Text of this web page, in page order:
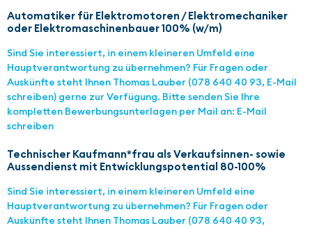
Automatiker für Elektromotoren / Elektromechaniker
oder Elektromaschinenbauer 100% (w/m)
Sind Sie interessiert, in einem kleineren Umfeld eine
Hauptverantwortung zu übernehmen? Für Fragen oder
Auskünfte steht Ihnen Thomas Lauber (078 640 40 93, E-Mail
schreiben) gerne zur Verfügung. Bitte senden Sie Ihre
kompletten Bewerbungsunterlagen per Mail an: E-Mail
schreiben
Technischer Kaufmann*frau als Verkaufsinnen- sowie
Aussendienst mit Entwicklungspotential 80-100%
Sind Sie interessiert, in einem kleineren Umfeld eine
Hauptverantwortung zu übernehmen? Für Fragen oder
Auskünfte steht Ihnen Thomas Lauber (078 640 40 93,